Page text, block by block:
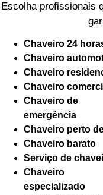
Escolha profissionais
Chaveiro 24
Chaveiro
Chaveiro
Chaveiro
Chaveiro de
emergência
Chaveiro perto
Chaveiro barato
Serviço de
Chaveiro
especializado